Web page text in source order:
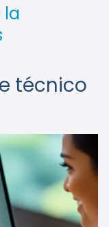
la
técnico